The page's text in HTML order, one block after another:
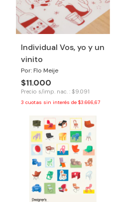
Individual Vos, yo y un
vinito
Por: Flo Meije
$11.000
Precio s/imp. nac. : $9.091
3 cuotas sin interés de $3.666,67